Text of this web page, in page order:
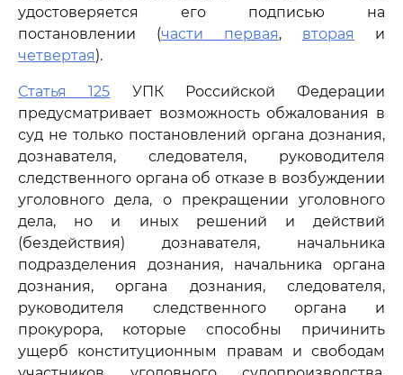
удостоверяется его подписью на
постановлении (части первая, вторая
и
четвертая).
Статья 125 УПК Российской Федерации
предусматривает возможность обжалования в
суд не только постановлений органа дознания,
дознавателя, следователя, руководителя
следственного органа об отказе в возбуждении
уголовного дела, о прекращении уголовного
дела, но и иных решений и действий
(бездействия) дознавателя, начальника
подразделения дознания, начальника органа
дознания, органа дознания, следователя,
руководителя следственного органа и
прокурора, которые способны причинить
ущерб конституционным правам и свободам